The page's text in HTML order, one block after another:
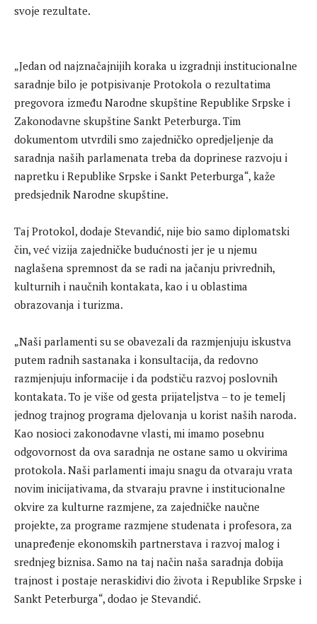
svoje rezultate.
„Jedan od najznačajnijih koraka u izgradnji institucionalne
saradnje bilo je potpisivanje Protokola o rezultatima
pregovora između Narodne skupštine Republike Srpske i
Zakonodavne skupštine Sankt Peterburga. Tim
dokumentom utvrdili smo zajedničko opredjeljenje da
saradnja naših parlamenata treba da doprinese razvoju i
napretku i Republike Srpske i Sankt Peterburga“, kaže
predsjednik Narodne skupštine.
Taj Protokol, dodaje Stevandić, nije bio samo diplomatski
čin, već vizija zajedničke budućnosti jer je u njemu
naglašena spremnost da se radi na jačanju privrednih,
kulturnih i naučnih kontakata, kao i u oblastima
obrazovanja i turizma.
„Naši parlamenti su se obavezali da razmjenjuju iskustva
putem radnih sastanaka i konsultacija, da redovno
razmjenjuju informacije i da podstiču razvoj poslovnih
kontakata. To je više od gesta prijateljstva – to je temelj
jednog trajnog programa djelovanja u korist naših naroda.
Kao nosioci zakonodavne vlasti, mi imamo posebnu
odgovornost da ova saradnja ne ostane samo u okvirima
protokola. Naši parlamenti imaju snagu da otvaraju vrata
novim inicijativama, da stvaraju pravne i institucionalne
okvire za kulturne razmjene, za zajedničke naučne
projekte, za programe razmjene studenata i profesora, za
unapređenje ekonomskih partnerstava i razvoj malog i
srednjeg biznisa. Samo na taj način naša saradnja dobija
trajnost i postaje neraskidivi dio života i Republike Srpske i
Sankt Peterburga“, dodao je Stevandić.